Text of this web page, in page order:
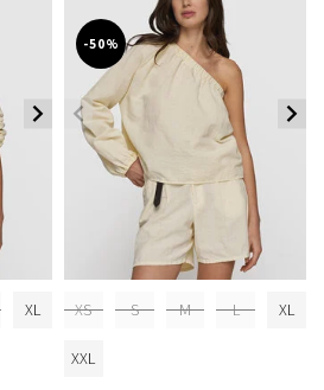
XL
-50%
XS S M L XL
XXL